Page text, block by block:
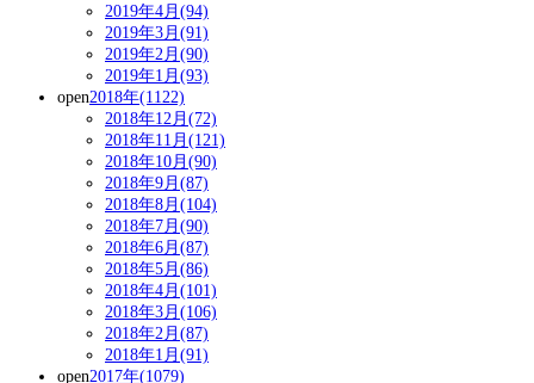
2019年4月(94)
2019年3月(91)
2019年2月(90)
2019年1月(93)
open2018年(1122)
2018年12月(72)
2018年11月(121)
2018年10月(90)
2018年9月(87)
2018年8月(104)
2018年7月(90)
2018年6月(87)
2018年5月(86)
2018年4月(101)
2018年3月(106)
2018年2月(87)
2018年1月(91)
open2017年(1079)